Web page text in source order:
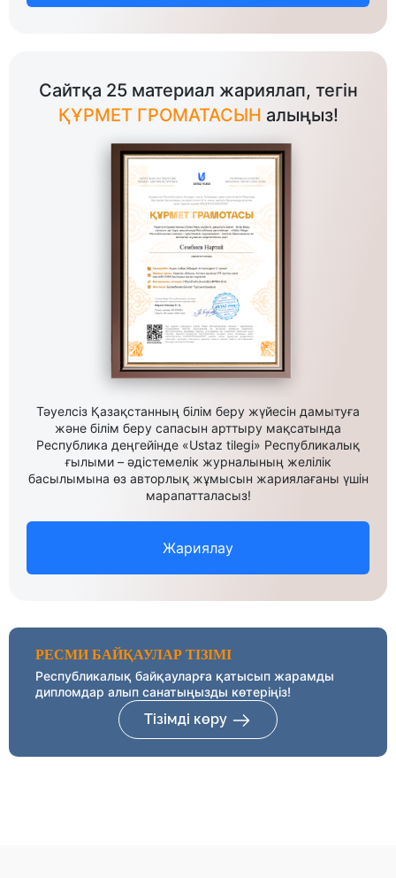
Сайтқа 25 материал жариялап, тегін
ҚҰРМЕТ ГРОМАТАСЫН алыңыз!
Тәуелсіз Қазақстанның білім беру жүйесін дамытуға
және білім беру сапасын арттыру мақсатында
Республика деңгейінде «Ustaz tilegi» Республикалық
ғылыми – әдістемелік журналының желілік
басылымына өз авторлық жұмысын жариялағаны үшін
марапатталасыз!
Жариялау
РЕСМИ БАЙҚАУЛАР ТІЗІМІ
Республикалық байқауларға қатысып жарамды
дипломдар алып санатыңызды көтеріңіз!
Тізімді көру